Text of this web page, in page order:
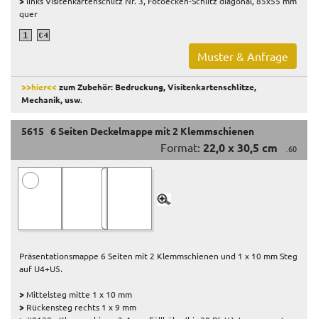
quer
Muster & Anfrage
>>hier<<zum Zubehör: Bedruckung, Visitenkartenschlitze,
Mechanik, usw.
5615 6 Seiten Deckelmappe mit 2 Klemmschienen
Format: 22,0 x 30,5 cm .60
Präsentationsmappe 6 Seiten mit 2 Klemmschienen und 1 x 10 mm Steg
auf U4+U5.
>Mittelsteg mitte 1 x 10 mm
> Rückensteg rechts 1 x 9 mm